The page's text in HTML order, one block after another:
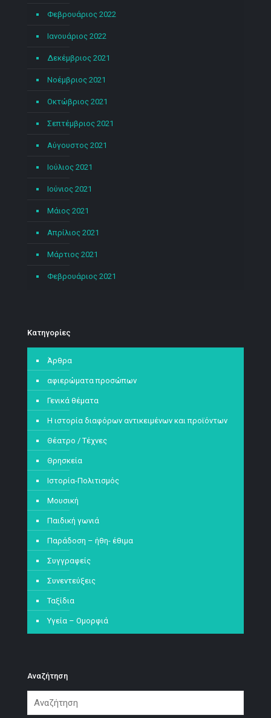
Φεβρουάριος 2022
Ιανουάριος 2022
Δεκέμβριος 2021
Νοέμβριος 2021
Οκτώβριος 2021
Σεπτέμβριος 2021
Αύγουστος 2021
Ιούλιος 2021
Ιούνιος 2021
Μάιος 2021
Απρίλιος 2021
Μάρτιος 2021
Φεβρουάριος 2021
Kατηγορίες
Άρθρα
αφιερώματα προσώπων
Γενικά θέματα
Η ιστορία διαφόρων αντικειμένων και προϊόντων
Θέατρο / Τέχνες
Θρησκεία
Ιστορία-Πολιτισμός
Μουσική
Παιδική γωνιά
Παράδοση – ήθη- έθιμα
Συγγραφείς
Συνεντεύξεις
Ταξίδια
Υγεία – Ομορφιά
Αναζήτηση